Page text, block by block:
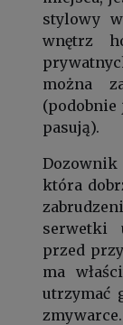
stylowy
wnętrz
można
pasują).
która
serwetki
przed
ma
utrzymać
zmywarce.